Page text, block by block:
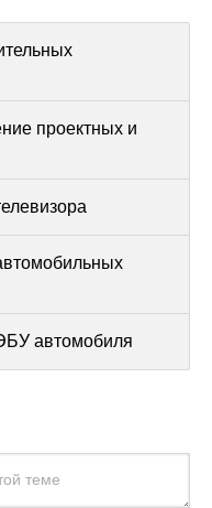
проектных и
автомобиля